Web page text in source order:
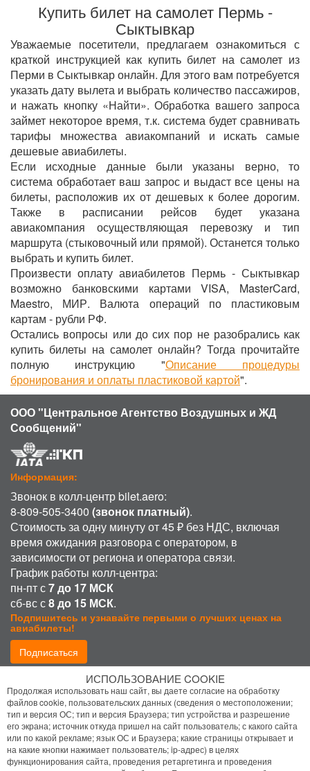
Купить билет на самолет Пермь -
Сыктывкар
Уважаемые посетители, предлагаем ознакомиться с
краткой инструкцией как купить билет на самолет из
Перми в Сыктывкар онлайн. Для этого вам потребуется
указать дату вылета и выбрать количество пассажиров,
и нажать кнопку «Найти». Обработка вашего запроса
займет некоторое время, т.к. система будет сравнивать
тарифы множества авиакомпаний и искать самые
дешевые авиабилеты.
Если исходные данные были указаны верно, то
система обработает ваш запрос и выдаст все цены на
билеты, расположив их от дешевых к более дорогим.
Также в расписании рейсов будет указана
авиакомпания осуществляющая перевозку и тип
маршрута (стыковочный или прямой). Останется только
выбрать и купить билет.
Произвести оплату авиабилетов Пермь - Сыктывкар
возможно банковскими картами VISA, MasterCard,
Maestro, МИР. Валюта операций по пластиковым
картам - рубли РФ.
Остались вопросы или до сих пор не разобрались как
купить билеты на самолет онлайн? Тогда прочитайте
полную инструкцию "Описание процедуры
бронирования и оплаты пластиковой картой".
ООО "Центральное Агентство Воздушных и ЖД
Сообщений"
Информация:
Звонок в колл-центр bilet.aero:
8-809-505-3400 (звонок платный).
Стоимость за одну минуту от 45 ₽ без НДС, включая
время ожидания разговора с оператором, в
зависимости от региона и оператора связи.
График работы колл-центра:
пн-пт с7 до 17 МСК
сб-вс с8 до 15 МСК.
Подпишитесь и узнавайте первыми о лучших ценах на
авиабилеты!
Подписаться
Присоединиться:
ИСПОЛЬЗОВАНИЕ COOKIE
Продолжая использовать наш сайт, вы даете согласие на обработку
файлов cookie, пользовательских данных (сведения о местоположении;
тип и версия ОС; тип и версия Браузера; тип устройства и разрешение
его экрана; источник откуда пришел на сайт пользователь; с какого сайта
или по какой рекламе; язык ОС и Браузера; какие страницы открывает и
на какие кнопки нажимает пользователь; ip-адрес) в целях
функционирования сайта, проведения ретаргетинга и проведения